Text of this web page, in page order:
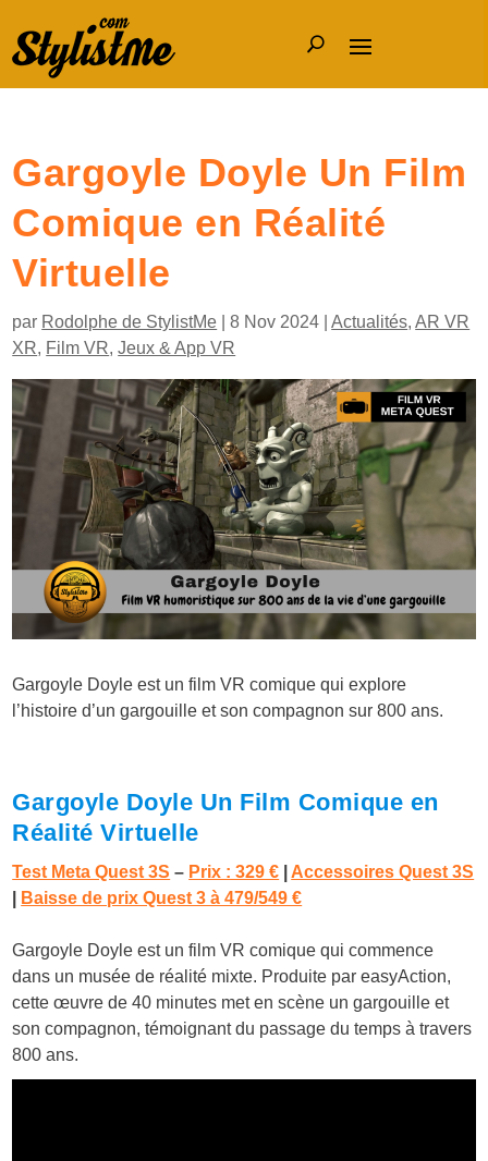
Gargoyle Doyle Un Film
Comique en Réalité
Virtuelle
par Rodolphe de StylistMe |8 Nov 2024 |Actualités,AR VR
XR, Film VR,Jeux & App VR
Gargoyle Doyle est un film VR comique qui explore
l’histoire d’un gargouille et son compagnon sur 800 ans.
Gargoyle Doyle Un Film Comique en
Réalité Virtuelle
Test Meta Quest 3S – Prix : 329 €
Accessoires Quest 3S
Baisse de prix Quest 3 à 479/549 €
Gargoyle Doyle est un film VR comique qui commence
dans un musée de réalité mixte. Produite par easyAction,
cette œuvre de 40 minutes met en scène un gargouille et
son compagnon, témoignant du passage du temps à travers
800 ans.